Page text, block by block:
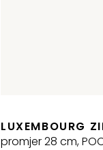
LUXEMBOURG
promjer 28 cm,